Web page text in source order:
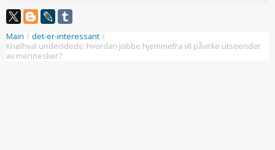
Main / det-er-interessant /
Knølhval undecideds: hvordan jobbe hjemmefra vil påvirke utseendet
av mennesker?